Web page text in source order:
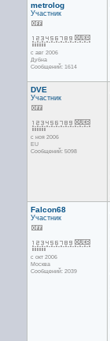
metrolog
Участник
с авг 2006
Дубна
Сообщений: 1614
DVE
Участник
с ноя 2006
EU
Сообщений: 5098
Falcon68
Участник
с окт 2006
Москва
Сообщений: 2039